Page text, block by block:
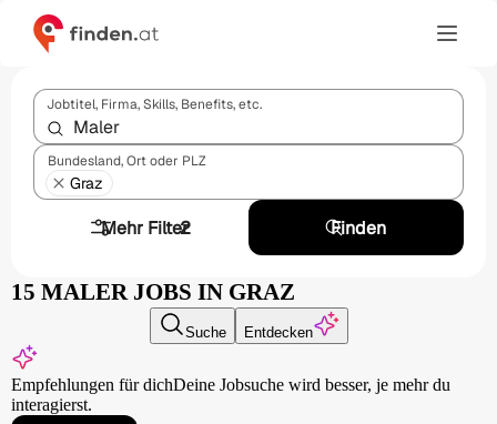
Jobtitel, Firma, Skills, Benefits, etc.
Bundesland, Ort oder PLZ
Graz
Mehr Filter
2 Finden
15 MALER JOBS IN GRAZ
Suche Entdecken
Empfehlungen für dichDeine Jobsuche wird besser, je mehr du
interagierst.